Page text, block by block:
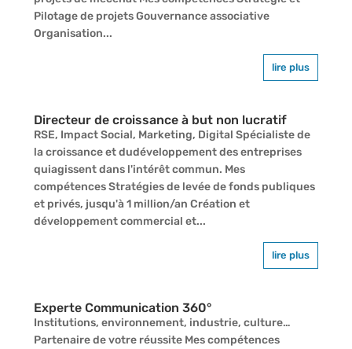
Pilotage de projets Gouvernance associative
Organisation...
lire plus
Directeur de croissance à but non lucratif
RSE, Impact Social, Marketing, Digital Spécialiste de
la croissance et dudéveloppement des entreprises
quiagissent dans l'intérêt commun. Mes
compétences Stratégies de levée de fonds publiques
et privés, jusqu'à 1 million/an Création et
développement commercial et...
lire plus
Experte Communication 360°
Institutions, environnement, industrie, culture…
Partenaire de votre réussite Mes compétences